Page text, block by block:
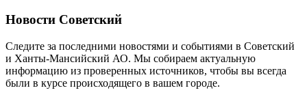
Новости Советский
Следите за последними новостями и событиями в Советский
и Ханты-Мансийский АО. Мы собираем актуальную
информацию из проверенных источников, чтобы вы всегда
были в курсе происходящего в вашем городе.